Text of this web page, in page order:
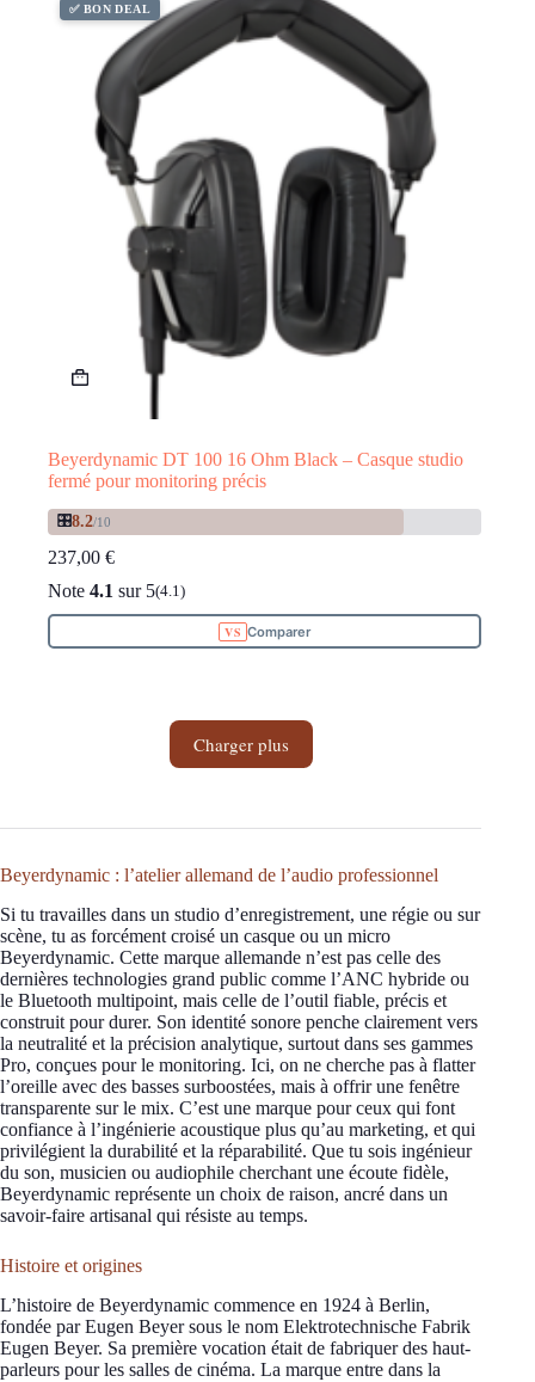
✅ BON DEAL
Beyerdynamic DT 100 16 Ohm Black – Casque studio
fermé pour monitoring précis
🎛️8.2/10
237,00 €
Note 4.1 sur 5(4.1)
Comparer
Charger plus
Beyerdynamic : l’atelier allemand de l’audio professionnel
Si tu travailles dans un studio d’enregistrement, une régie ou sur
scène, tu as forcément croisé un casque ou un micro
Beyerdynamic. Cette marque allemande n’est pas celle des
dernières technologies grand public comme l’ANC hybride ou
le Bluetooth multipoint, mais celle de l’outil fiable, précis et
construit pour durer. Son identité sonore penche clairement vers
la neutralité et la précision analytique, surtout dans ses gammes
Pro, conçues pour le monitoring. Ici, on ne cherche pas à flatter
l’oreille avec des basses surboostées, mais à offrir une fenêtre
transparente sur le mix. C’est une marque pour ceux qui font
confiance à l’ingénierie acoustique plus qu’au marketing, et qui
privilégient la durabilité et la réparabilité. Que tu sois ingénieur
du son, musicien ou audiophile cherchant une écoute fidèle,
Beyerdynamic représente un choix de raison, ancré dans un
savoir-faire artisanal qui résiste au temps.
Histoire et origines
L’histoire de Beyerdynamic commence en 1924 à Berlin,
fondée par Eugen Beyer sous le nom Elektrotechnische Fabrik
Eugen Beyer. Sa première vocation était de fabriquer des haut-
parleurs pour les salles de cinéma. La marque entre dans la